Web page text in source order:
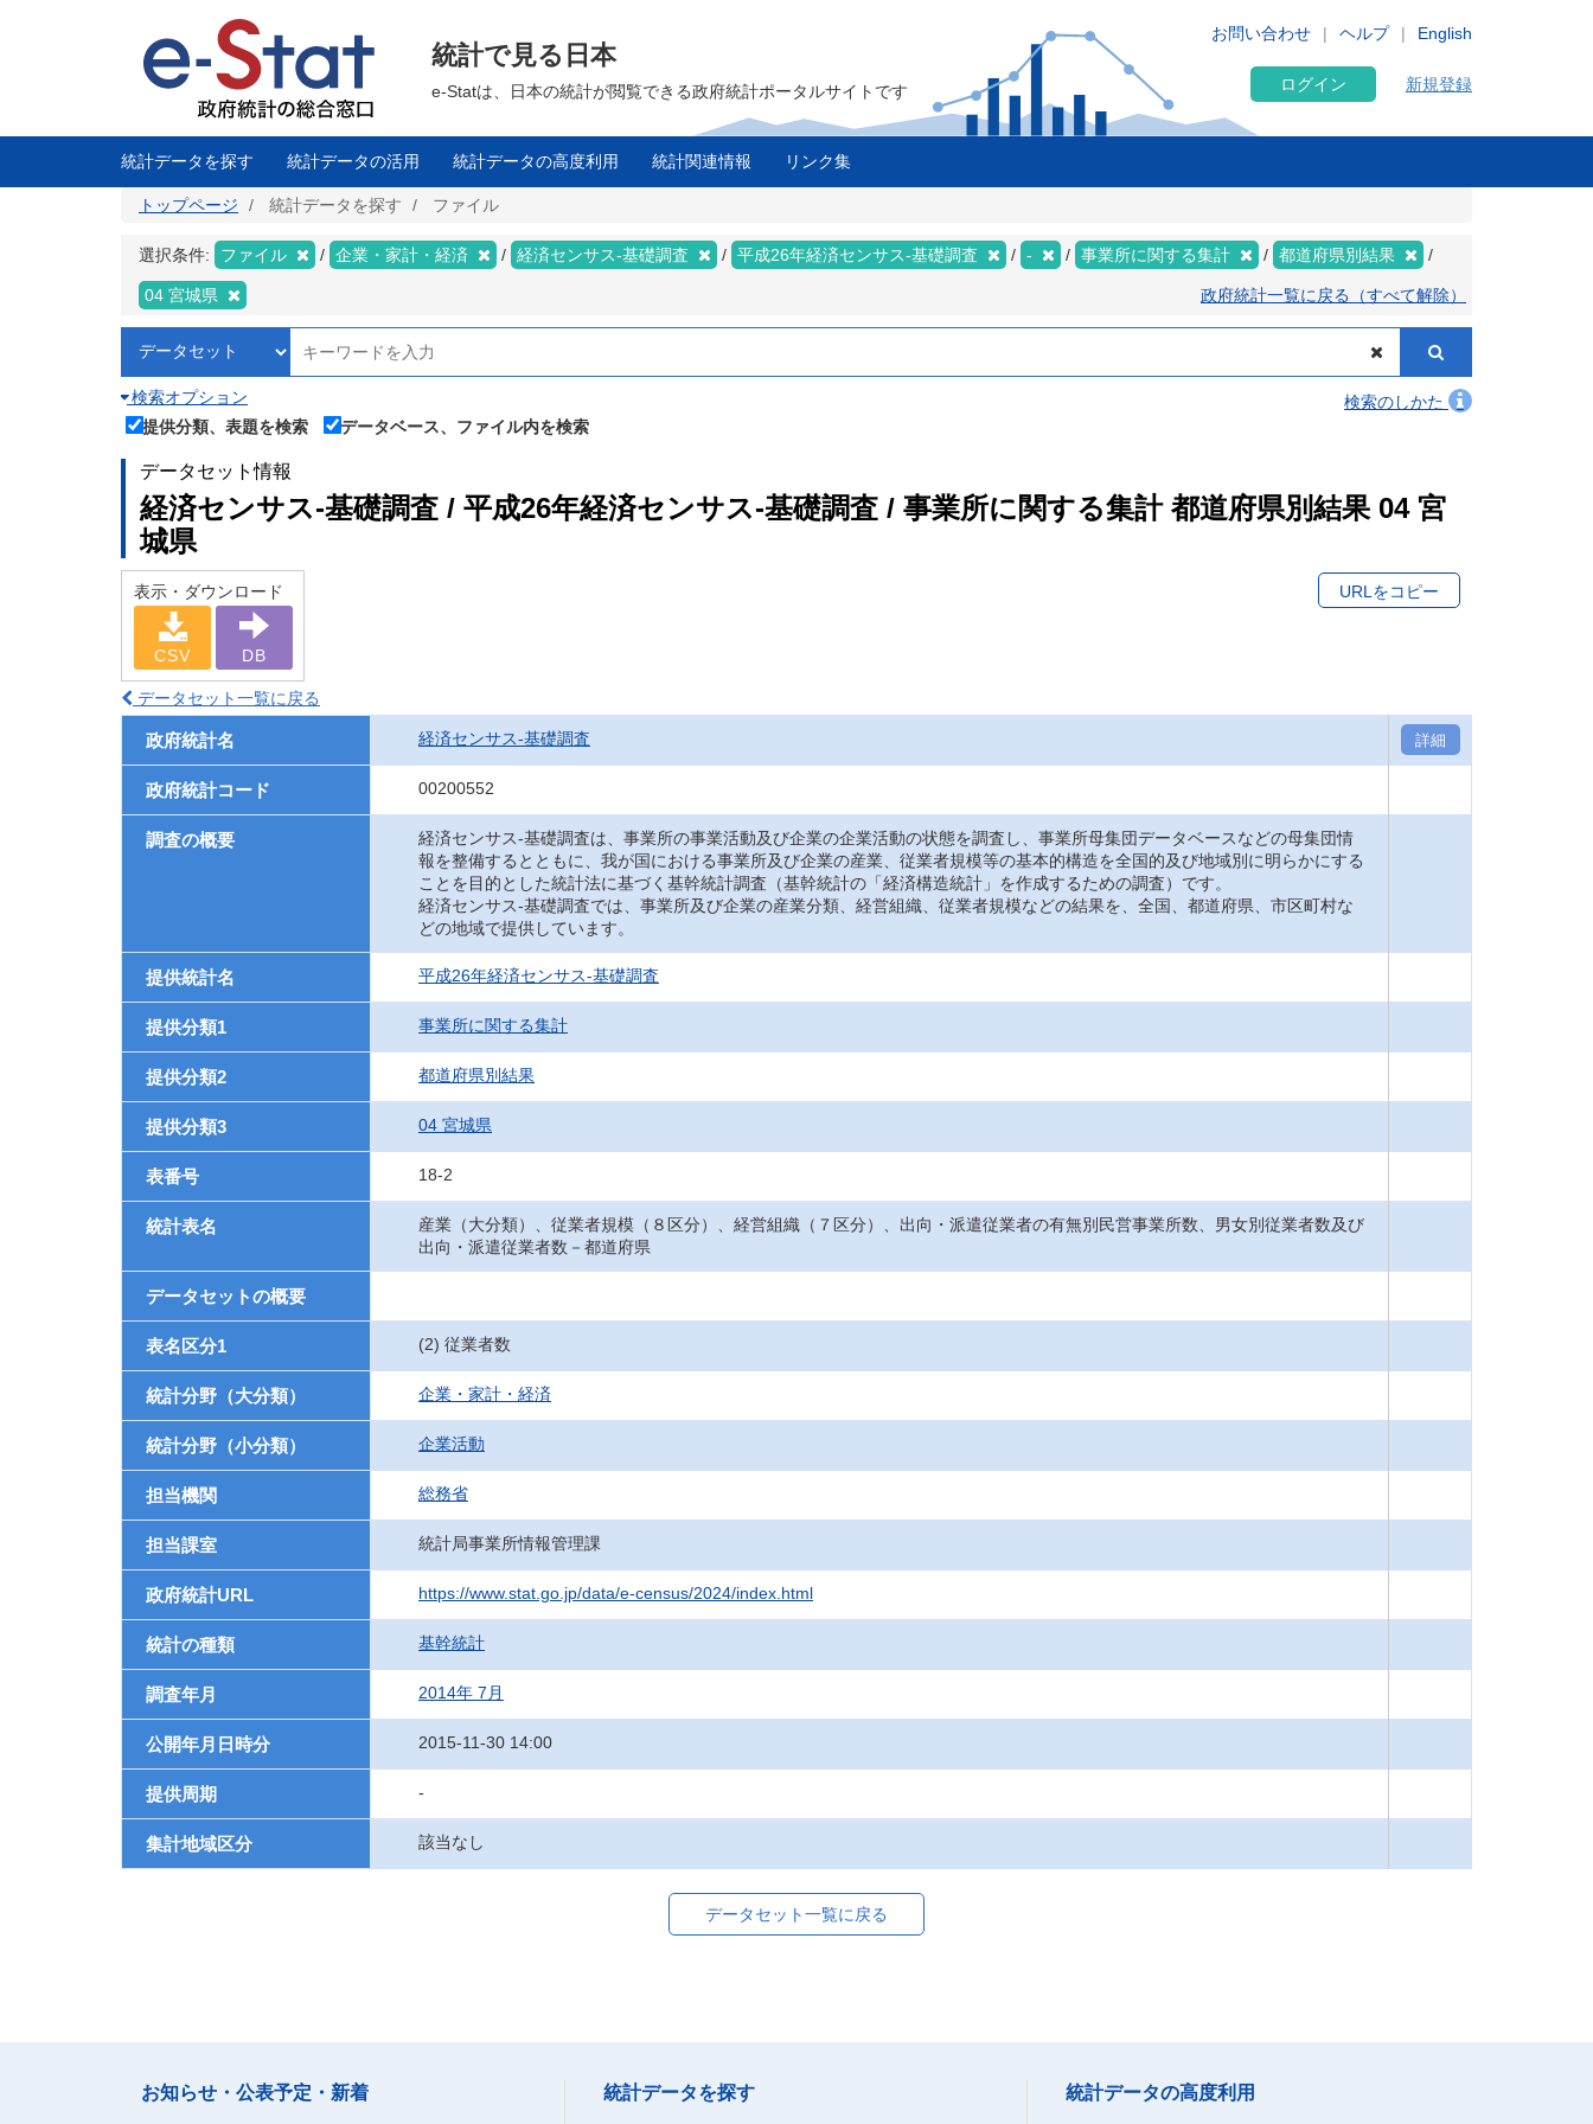
に
English
お問い合わせ ヘルプ
統計で見る日本
e-Statは、日本の統計が閲覧できる政府統計ポータルサイトです ログイン 新規登録
統計データを探す 統計データの活用 統計データの高度利用 統計関連情報 リンク集
トップページ 統計データを探す ファイル
選択条件: ファイル 企業・家計・経済 経済センサス‐基礎調査 平成26年経済センサス‐基礎調査 - 事業所に関する集計 都道府県別結果
04 宮城県 政府統計一覧に戻る（すべて解除）
検索オプション
検索のしかた
提供分類、表題を検索
データベース、ファイル内を検索
データセット情報
経済センサス‐基礎調査 / 平成26年経済センサス‐基礎調査 / 事業所に関する集計 都道府県別結果 04 宮
城県
表示・ダウンロード
CSV DB
URLをコピー
データセット一覧に戻る
政府統計名 経済センサス‐基礎調査 詳細
政府統計コード 00200552
調査の概要
経済センサス‐基礎調査は、事業所の事業活動及び企業の企業活動の状態を調査し、事業所母集団データベースなどの母集団情
報を整備するとともに、我が国における事業所及び企業の産業、従業者規模等の基本的構造を全国的及び地域別に明らかにする
ことを目的とした統計法に基づく基幹統計調査（基幹統計の「経済構造統計」を作成するための調査）です。
経済センサス‐基礎調査では、事業所及び企業の産業分類、経営組織、従業者規模などの結果を、全国、都道府県、市区町村な
どの地域で提供しています。
提供統計名 平成26年経済センサス‐基礎調査
提供分類1 事業所に関する集計
提供分類2 都道府県別結果
提供分類3 04 宮城県
表番号 18-2
統計表名
産業（大分類）、従業者規模（８区分）、経営組織（７区分）、出向・派遣従業者の有無別民営事業所数、男女別従業者数及び
出向・派遣従業者数－都道府県
データセットの概要
表名区分1 (2) 従業者数
統計分野（大分類） 企業・家計・経済
統計分野（小分類） 企業活動
担当機関 総務省
担当課室 統計局事業所情報管理課
政府統計URL https://www.stat.go.jp/data/e-census/2024/index.html
統計の種類 基幹統計
調査年月 2014年 7月
公開年月日時分 2015-11-30 14:00
提供周期 -
集計地域区分 該当なし
データセット一覧に戻る
お知らせ・公表予定・新着 統計データを探す 統計データの高度利用